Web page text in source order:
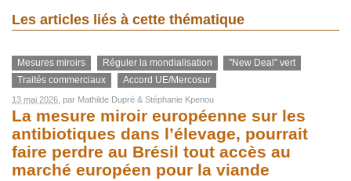
Les articles liés à cette thématique
Mesures miroirs Réguler la mondialisation
"New Deal" vert
Traités commerciaux
Accord UE/Mercosur
13 mai 2026 , par Mathilde Dupré & Stéphanie Kpenou
La mesure miroir européenne sur les
antibiotiques dans l’élevage, pourrait
faire perdre au Brésil tout accès au
marché européen pour la viande